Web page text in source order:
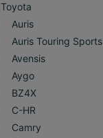
Toyota
Auris
Auris Touring Sports
Avensis
Aygo
BZ4X
C-HR
Camry